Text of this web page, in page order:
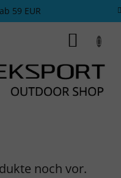
59 EUR
noch vor.